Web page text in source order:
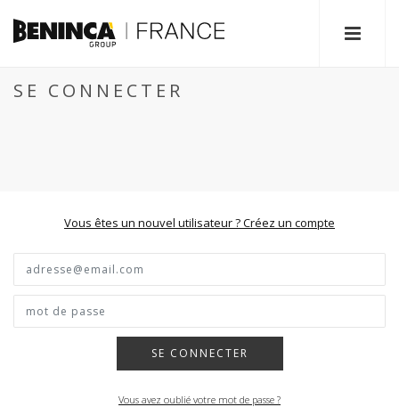
SE CONNECTER
Vous êtes un nouvel utilisateur ? Créez un compte
SE CONNECTER
Vous avez oublié votre mot de passe ?